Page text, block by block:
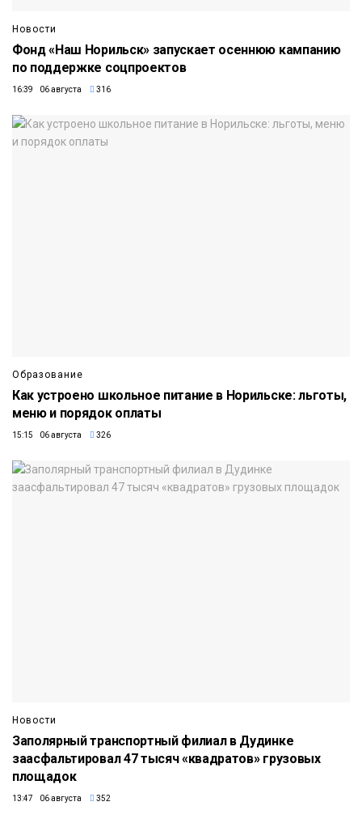
Новости
Фонд «Наш Норильск» запускает осеннюю кампанию
по поддержке соцпроектов
16:39 06 августа 316
Образование
Как устроено школьное питание в Норильске: льготы,
меню и порядок оплаты
15:15 06 августа 326
Новости
Заполярный транспортный филиал в Дудинке
заасфальтировал 47 тысяч «квадратов» грузовых
площадок
13:47 06 августа 352